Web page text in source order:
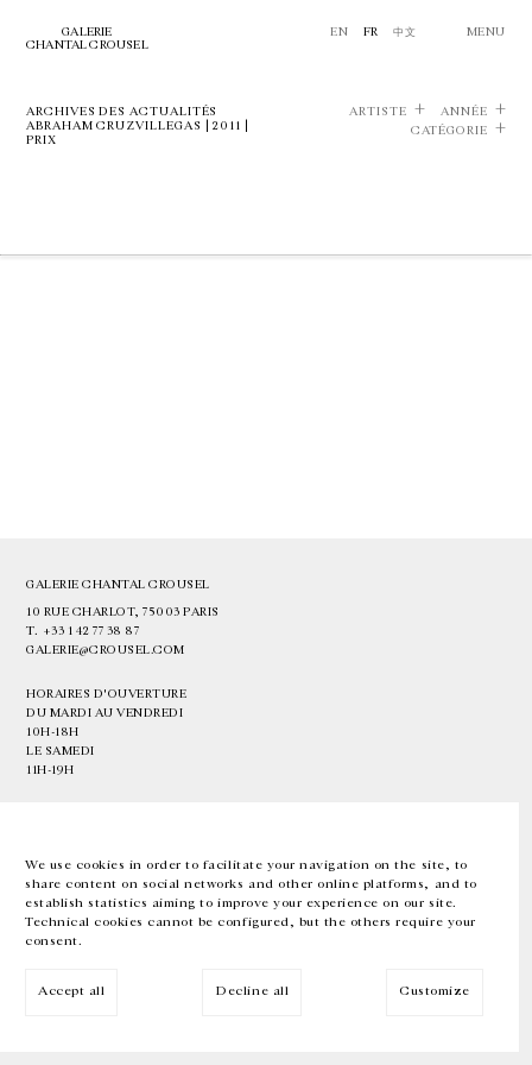
We use cookies in order to facilitate your navigation on the site, to
share content on social networks and other online platforms, and to
establish statistics aiming to improve your experience on our site.
Technical cookies cannot be configured, but the others require your
consent.
Accept all Decline all Customize
GALERIE
CHANTAL CROUSEL
EN FR 中文 MENU
ARCHIVES DES ACTUALITÉS
ABRAHAM CRUZVILLEGAS | 2011 |
PRIX
ARTISTE
ANNÉE
CATÉGORIE
GALERIE CHANTAL CROUSEL
10 RUE CHARLOT, 75003 PARIS
T. +33 1 42 77 38 87
GALERIE@CROUSEL.COM
HORAIRES D'OUVERTURE
DU MARDI AU VENDREDI
10H-18H
LE SAMEDI
11H-19H
EN FR 中文 Facebook Instagram
Inscrivez-vous à notre newsletter